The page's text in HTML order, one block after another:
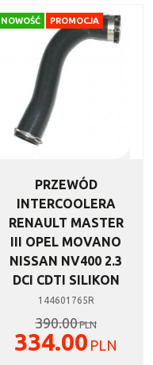
NOWOŚĆ PROMOCJA
PRZEWÓD
INTERCOOLERA
RENAULT MASTER
III OPEL MOVANO
NISSAN NV400 2.3
DCI CDTI SILIKON
144601765R
390.00PLN
334.00 PLN